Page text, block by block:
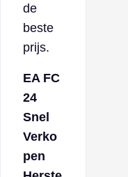
de
beste
prijs.
EA FC
24
Snel
Verko
pen